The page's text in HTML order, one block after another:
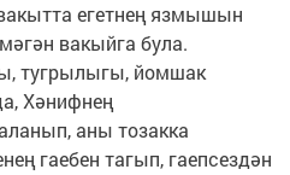
егетнең язмышын
вакыйга була.
тугрылыгы, йомшак
Хәнифнең
аны тозакка
гаебен тагып, гаепсездән